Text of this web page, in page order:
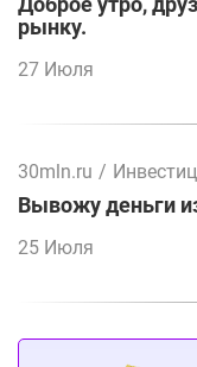
Доброе утро,
рынку.
27 Июля
30mln.ru /
Вывожу деньги
25 Июля